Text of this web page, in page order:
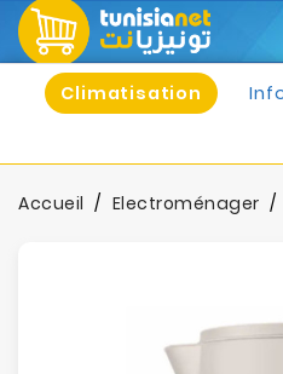
Climatisation
Accueil Electroménager